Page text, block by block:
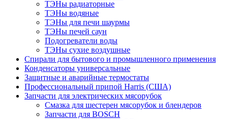
ТЭНы радиаторные
ТЭНы водяные
ТЭНы для печи шаурмы
ТЭНы печей саун
Подогреватели воды
ТЭНы сухие воздушные
Спирали для бытового и промышленного применения
Конденсаторы универсальные
Защитные и аварийные термостаты
Профессиональный припой Harris (США)
Запчасти для электрических мясорубок
Смазка для шестерен мясорубок и блендеров
Запчасти для BOSCH